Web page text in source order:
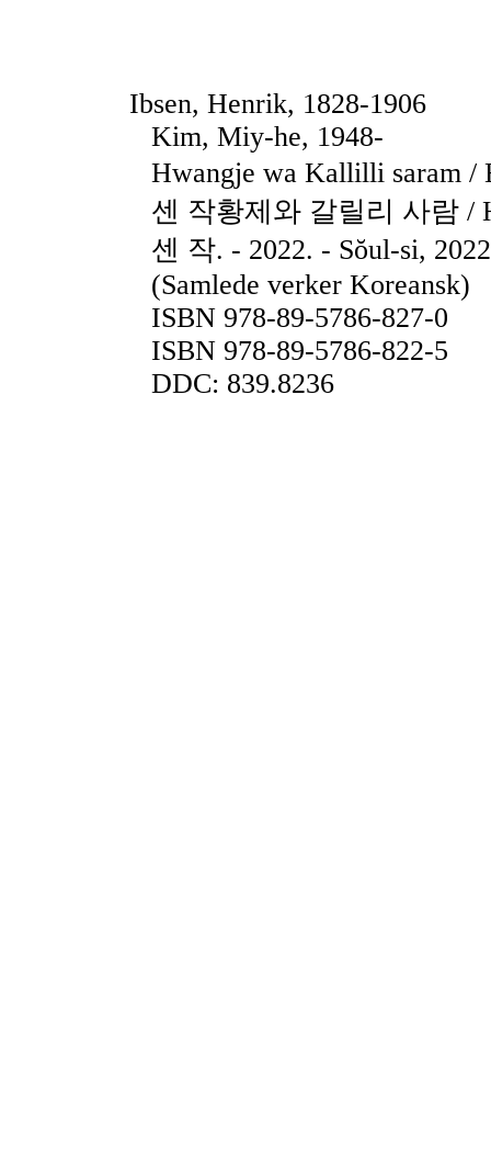
Ibsen, Henrik, 1828-1906
Kim, Miy-he, 1948-
Hwangje wa Kallilli saram /
센 작황제와 갈릴리 사람 /
센 작. - 2022. - Sŏul-si,
(Samlede verker Koreansk)
ISBN 978-89-5786-827-0
ISBN 978-89-5786-822-5
DDC: 839.8236